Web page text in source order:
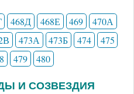
468Д 468Е 469
470А
473А 473Б 474
475
479 480
И СОЗВЕЗДИЯ